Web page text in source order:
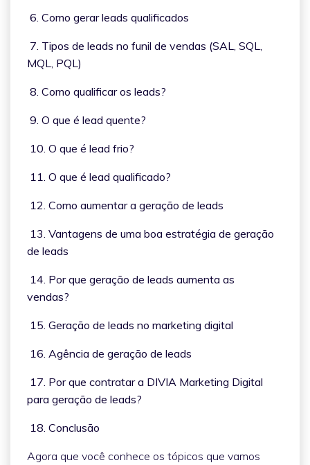
6. Como gerar leads qualificados
7. Tipos de leads no funil de vendas (SAL, SQL,
MQL, PQL)
8. Como qualificar os leads?
9. O que é lead quente?
10. O que é lead frio?
11. O que é lead qualificado?
12. Como aumentar a geração de leads
13. Vantagens de uma boa estratégia de geração
de leads
14. Por que geração de leads aumenta as
vendas?
15. Geração de leads no marketing digital
16. Agência de geração de leads
17. Por que contratar a DIVIA Marketing Digital
para geração de leads?
18. Conclusão
Agora que você conhece os tópicos que vamos